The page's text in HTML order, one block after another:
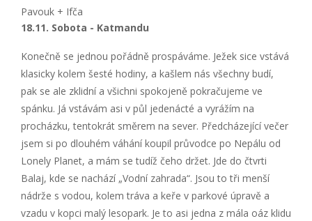
Pavouk + Ifča
18.11. Sobota - Katmandu
Konečně se jednou pořádně prospáváme. Ježek sice vstává
klasicky kolem šesté hodiny, a kašlem nás všechny budí,
pak se ale zklidní a všichni spokojeně pokračujeme ve
spánku. Já vstávám asi v půl jedenácté a vyrážím na
procházku, tentokrát směrem na sever. Předcházející večer
jsem si po dlouhém váhání koupil průvodce po Nepálu od
Lonely Planet, a mám se tudíž čeho držet. Jde do čtvrti
Balaj, kde se nachází „Vodní zahrada“. Jsou to tři menší
nádrže s vodou, kolem tráva a keře v parkové úpravě a
vzadu v kopci malý lesopark. Je to asi jedna z mála oáz klidu